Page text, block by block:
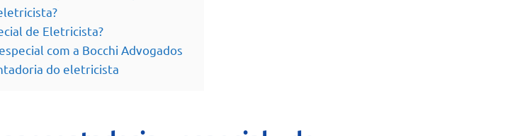
de Eletricista?
com a Bocchi Advogados
do eletricista